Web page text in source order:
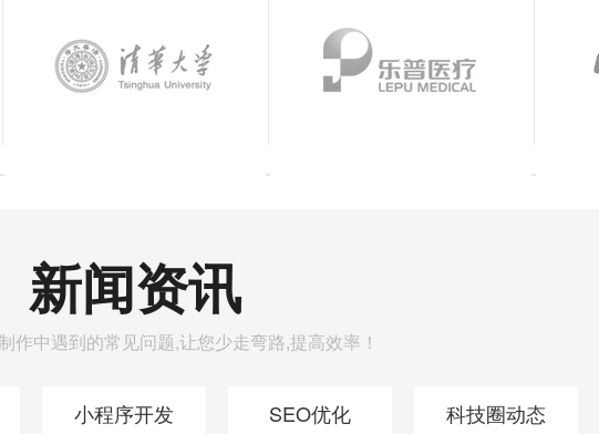
新闻资讯
作中遇到的常见问题,让您少走弯路,提高效率！
小程序开发 SEO优化 科技圈动态